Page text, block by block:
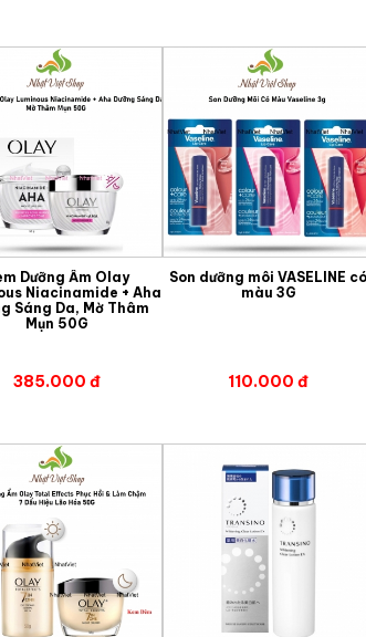
Dưỡng Ẩm Olay
Niacinamide + Aha
Sáng Da, Mờ Thâm
Mụn 50G
385.000 đ
Son dưỡng môi VASELINE có
màu 3G
110.000 đ